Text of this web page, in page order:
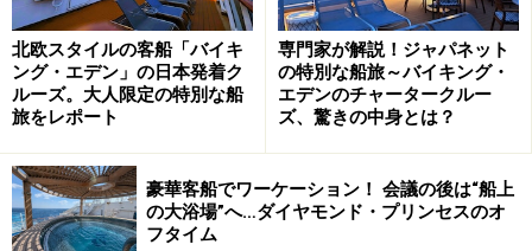
豪華なジャパネットプレゼンツのショー。紅白出場の歌
手もサプライズ登場
ミシュラン7年連続ひとつ星の和食店がクルーズに。朝
特食ある寄港地観光。徳島では大塚国際美術館を貸し切
りで
北欧スタイルの客船「バイキ
ング・エデン」の日本発着ク
ルーズ。大人限定の特別な船
旅をレポート
専門家が解説！ジャパネット
の特別な船旅～バイキング・
エデンのチャータークルー
ズ、驚きの中身とは？
豪華客船でワーケーション！ 会議の後は“船上
の大浴場”へ…ダイヤモンド・プリンセスのオ
フタイム